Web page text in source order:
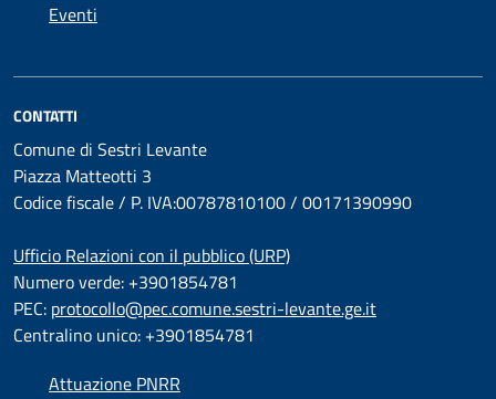
Eventi
CONTATTI
Comune di Sestri Levante
Piazza Matteotti 3
Codice fiscale / P. IVA:00787810100 / 00171390990
Ufficio Relazioni con il pubblico (URP)
Numero verde: +3901854781
PEC: protocollo@pec.comune.sestri-levante.ge.it
Centralino unico: +3901854781
Attuazione PNRR